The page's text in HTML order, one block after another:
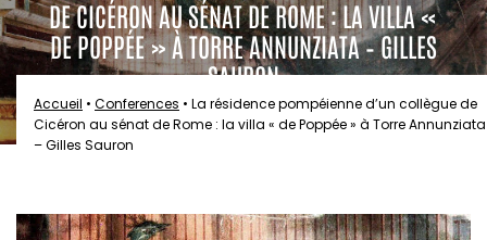
DE CICÉRON AU SÉNAT DE ROME : LA VILLA «
DE POPPÉE » À TORRE ANNUNZIATA – GILLES
SAURON
Accueil • Conferences • La résidence pompéienne d’un collègue de
Cicéron au sénat de Rome : la villa « de Poppée » à Torre Annunziata
– Gilles Sauron